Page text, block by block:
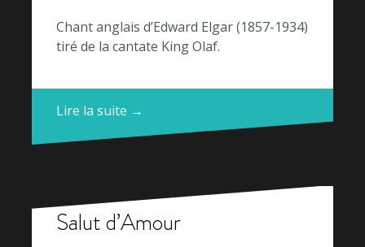
Chant anglais d’Edward Elgar (1857-1934)
tiré de la cantate King Olaf.
Lire la suite →
Salut d’Amour